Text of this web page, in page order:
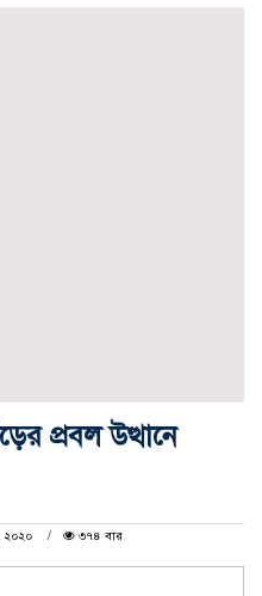
প্রবল উত্থানে
২০২০
৩৭৪ বার